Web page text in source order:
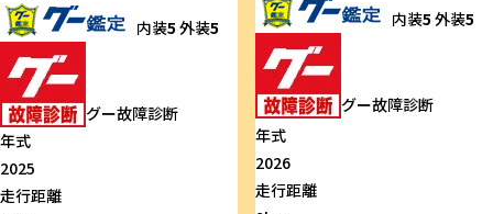
内装5 外装5
グー故障診断
年式
2025
走行距離
内装5 外装5
グー故障診断
年式
2026
走行距離